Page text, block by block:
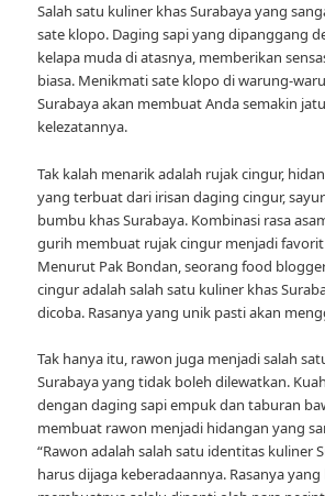
Salah satu kuliner khas Surabaya yang
sate klopo. Daging sapi yang dipanggang
kelapa muda di atasnya, memberikan
biasa. Menikmati sate klopo di warung-
Surabaya akan membuat Anda semakin
kelezatannya.
Tak kalah menarik adalah rujak cingur,
yang terbuat dari irisan daging cingur,
bumbu khas Surabaya. Kombinasi rasa
gurih membuat rujak cingur menjadi
Menurut Pak Bondan, seorang food
cingur adalah salah satu kuliner khas
dicoba. Rasanya yang unik pasti akan
Tak hanya itu, rawon juga menjadi salah
Surabaya yang tidak boleh dilewatkan.
dengan daging sapi empuk dan taburan
membuat rawon menjadi hidangan yang
“Rawon adalah salah satu identitas kuliner
harus dijaga keberadaannya. Rasanya